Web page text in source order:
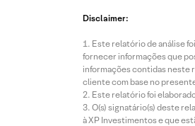
Disclaimer:
Este relatório de análise
fornecer informações que
informações contidas neste
cliente com base no
Este relatório foi
O(s) signatário(s) deste
à XP Investimentos e que